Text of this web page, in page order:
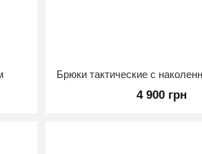
4 900 грн